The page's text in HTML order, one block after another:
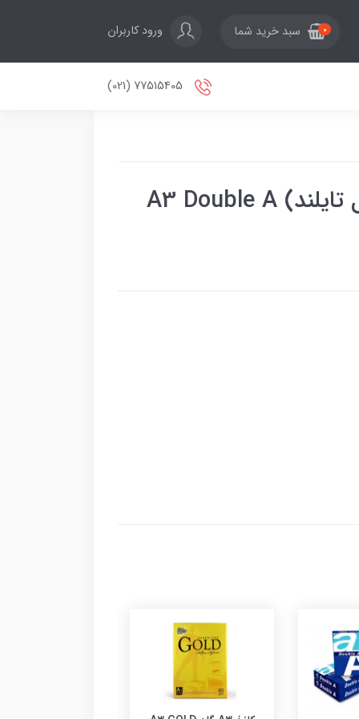
0 سبد خرید شما ورود کاربران
کاغذ A3 دبل آ (تولید کامل تایلند) A3 Double A